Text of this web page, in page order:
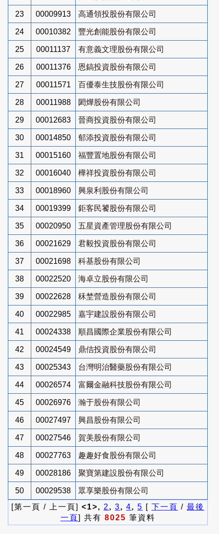
23 00009913 高通領投股份有限公司
24 00010382 豐光創能股份有限公司
25 00011137 有意義文理股份有限公司
26 00011376 恩鎬投資股份有限公司
27 00011571 百優泰生技股份有限公司
28 00011988 閎燁股份有限公司
29 00012683 晉商投資股份有限公司
30 00014850 郁添投資股份有限公司
31 00015160 福豐置地股份有限公司
32 00016040 樺祥投資股份有限公司
33 00018960 興泉利股份有限公司
34 00019399 鉅客民饕股份有限公司
35 00020950 五星資產管理股份有限公司
36 00021629 君毅投資股份有限公司
37 00021698 科基股份有限公司
38 00022520 海卓立股份有限公司
39 00022628 秝埜營造股份有限公司
40 00022985 嘉宇建設股份有限公司
41 00024338 順昌國際企業股份有限公司
42 00024549 鼎佶投資股份有限公司
43 00025343 台灣明治醫藥股份有限公司
44 00026574 富爾金融科技股份有限公司
45 00026976 瀚于股份有限公司
46 00027497 興昌股份有限公司
47 00027546 賀美股份有限公司
48 00027763 趣趣好食股份有限公司
49 00028186 聚寶第建設股份有限公司
50 00029538
眾享樂股份有限公司
[第一頁 / 上一頁] <1>, 2 , 3, 4, 5 [ 下一頁 / 最後
一頁] 共有 8025 筆資料